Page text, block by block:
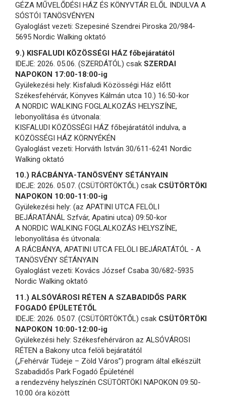
GÉZA MŰVELŐDÉSI HÁZ ÉS KÖNYVTÁR ELŐL INDULVA A
SÓSTÓI TANÖSVÉNYEN
Gyaloglást vezeti: Szepesiné Szendrei Piroska 20/984-
5695 Nordic Walking oktató
9.) KISFALUDI KÖZÖSSÉGI HÁZ főbejáratától
IDEJE: 2026. 05.06. (SZERDÁTÓL) csak SZERDAI
NAPOKON 17:00-18:00-ig
Gyülekezési hely: Kisfaludi Közösségi Ház előtt
Székesfehérvár, Könyves Kálmán utca 10.) 16:50-kor
A NORDIC WALKING FOGLALKOZÁS HELYSZÍNE,
lebonyolítása és útvonala:
KISFALUDI KÖZÖSSÉGI HÁZ főbejáratától indulva, a
KÖZÖSSÉGI HÁZ KÖRNYÉKÉN
Gyaloglást vezeti: Horváth István 30/611-6241 Nordic
Walking oktató
10.) RÁCBÁNYA-TANÖSVÉNY SÉTÁNYAIN
IDEJE: 2026. 05.07. (CSÜTÖRTÖKTŐL) csak CSÜTÖRTÖKI
NAPOKON 10:00-11:00-ig
Gyülekezési hely: (az APATINI UTCA FELÖLI
BEJÁRATÁNÁL Szfvár, Apatini utca) 09:50-kor
A NORDIC WALKING FOGLALKOZÁS HELYSZÍNE,
lebonyolítása és útvonala:
A RÁCBÁNYA, APATINI UTCA FELÖLI BEJÁRATÁTÓL - A
TANÖSVÉNY SÉTÁNYAIN
Gyaloglást vezeti: Kovács József Csaba 30/682-5935
Nordic Walking oktató
11.) ALSÓVÁROSI RÉTEN A SZABADIDŐS PARK
FOGADÓ ÉPÜLETÉTŐL
IDEJE: 2026. 05.07. (CSÜTÖRTÖKTŐL) csak CSÜTÖRTÖKI
NAPOKON 10:00-12:00-ig
Gyülekezési hely: Székesfehérváron az ALSÓVÁROSI
RÉTEN a Bakony utca felöli bejáratától
(„Fehérvár Tüdeje – Zöld Város”) program által elkészült
Szabadidős Park Fogadó Épületénél
a rendezvény helyszínén CSÜTÖRTÖKI NAPOKON 09:50-
10:00 óra között